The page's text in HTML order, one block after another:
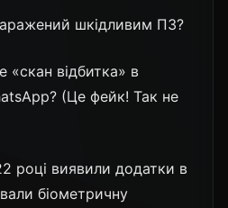
шкідливим ПЗ?
«скан відбитка» в
(Це фейк! Так не
році виявили додатки в
біометричну